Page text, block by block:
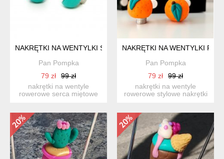
NAKRĘTKI NA WENTYLKI SERCA MIĘTOWE
Pan Pompka
79 zł
99 zł
nakrętki na wentyle
rowerowe serca miętowe
NAKRĘTKI NA WENTYLKI
Pan Pompka
79 zł
99 zł
nakrętki na wentyle
rowerowe stylowe nakrętki